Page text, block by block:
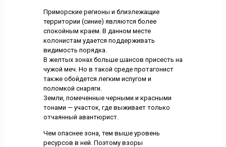
Приморские регионы и близлежащие
территории (синие) являются более
спокойным краем. В данном месте
колонистам удается поддерживать
видимость порядка.
В желтых зонах больше шансов присесть на
чужой меч. Но в такой среде протагонист
также обойдется легким испугом и
поломкой снаряги.
Земли, помеченные черными и красными
тонами — участок, где выживает только
отчаянный авантюрист.
Чем опаснее зона, тем выше уровень
ресурсов в ней. Поэтому взоры